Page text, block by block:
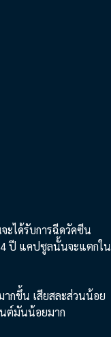
ะได้รับการฉีดวัคซีน
ปี แคปซูลนั้นจะแตกใน
กขึ้น เสียสละส่วนน้อย
นต์มันน้อยมาก